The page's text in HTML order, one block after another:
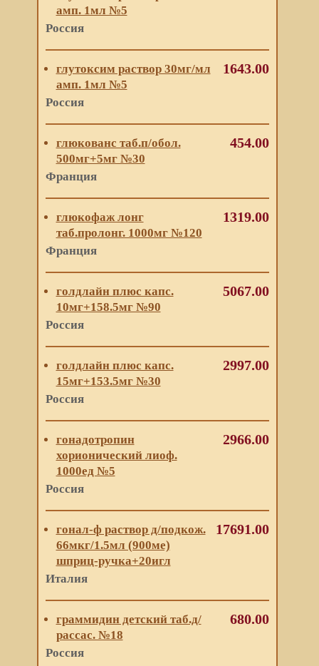
амп. 1мл №5
Россия
глутоксим раствор 30мг/мл
амп. 1мл №5
Россия
1643.00
глюкованс таб.п/обол.
500мг+5мг №30
Франция
454.00
глюкофаж лонг
таб.пролонг. 1000мг №120
Франция
1319.00
голдлайн плюс капс.
10мг+158.5мг №90
Россия
5067.00
голдлайн плюс капс.
15мг+153.5мг №30
Россия
2997.00
гонадотропин
хорионический лиоф.
1000ед №5
Россия
2966.00
гонал-ф раствор д/подкож.
66мкг/1.5мл (900ме)
шприц-ручка+20игл
Италия
17691.00
граммидин детский таб.д/
рассас. №18
Россия
680.00